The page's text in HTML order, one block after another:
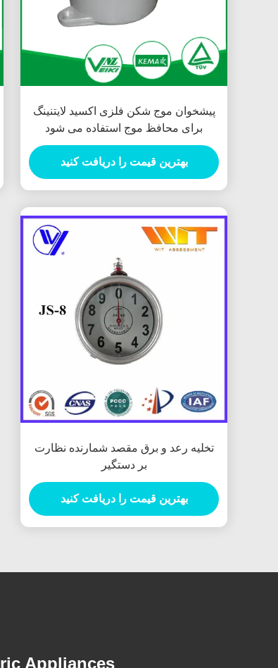
پیشخوان موج شکن فلزی اکسید لایتنینگ
برای محافظ موج استفاده می شود
بهترین قیمت را دریافت کنید
تخلیه رعد و برق مقصد شمارنده نظارت
بر دستگیر
بهترین قیمت را دریافت کنید
Appliances